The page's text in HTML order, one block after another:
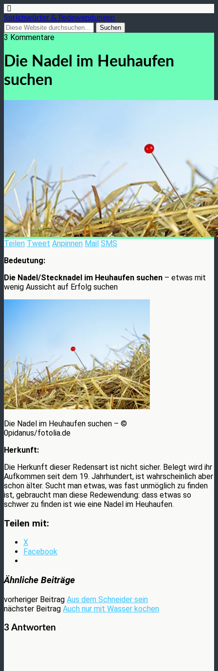
Sprichwörter & Redewendungen
3 Kommentare
Die Nadel im Heuhaufen
suchen
Teilen Tweet Anpinnen Mail SMS
Bedeutung:
Die Nadel/Stecknadel im Heuhaufen suchen – etwas mit
wenig Aussicht auf Erfolg suchen
Die Nadel im Heuhaufen suchen – ©
0pidanus/fotolia.de
Herkunft:
Die Herkunft dieser Redensart ist nicht sicher. Belegt wird ihr
Aufkommen seit dem 19. Jahrhundert, ist wahrscheinlich aber
schon älter. Sucht man etwas, was fast unmöglich zu finden
ist, gebraucht man diese Redewendung: dass etwas so
schwer zu finden ist wie eine Nadel im Heuhaufen.
Teilen mit:
X
Facebook
Ähnliche Beiträge
vorheriger Beitrag Aus dem Schneider sein
nächster Beitrag Auch nur mit Wasser kochen
3 Antworten